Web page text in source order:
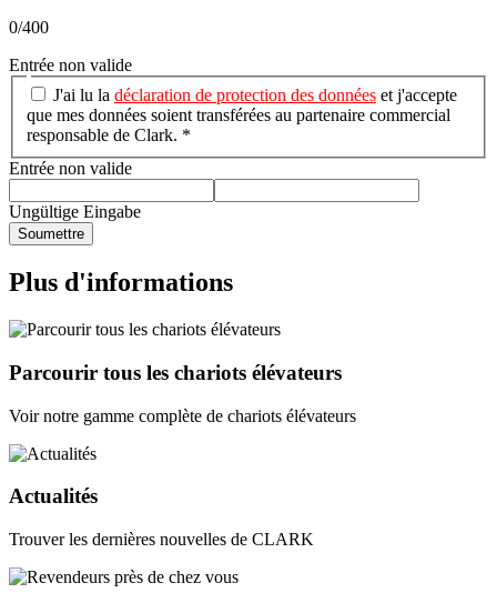
0/400
Entrée non valide
J'ai lu la déclaration de protection des données et j'accepte
que mes données soient transférées au partenaire commercial
responsable de Clark. *
Entrée non valide
Ungültige Eingabe
Soumettre
Plus d'informations
Parcourir tous les chariots élévateurs
Voir notre gamme complète de chariots élévateurs
Actualités
Trouver les dernières nouvelles de CLARK